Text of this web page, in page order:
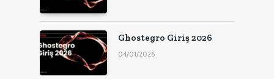
Ghostegro Giriş 2026
04/01/2026